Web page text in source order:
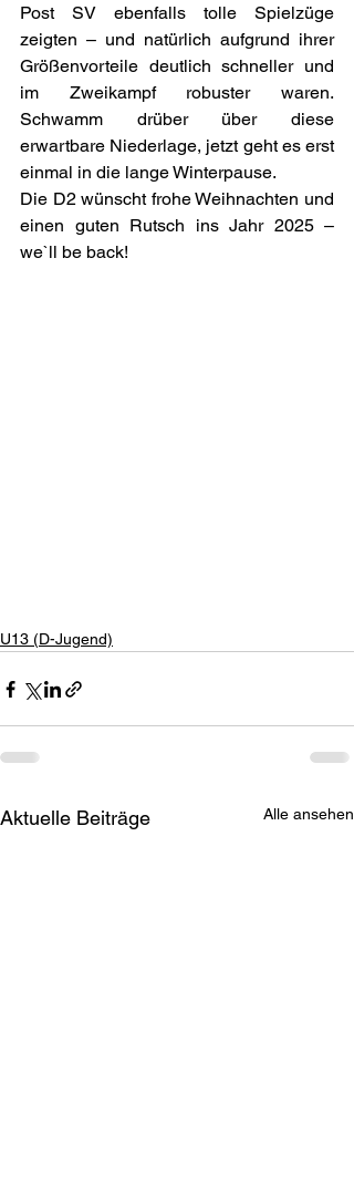
Post SV ebenfalls tolle Spielzüge
zeigten – und natürlich aufgrund ihrer
Größenvorteile deutlich schneller und
im Zweikampf robuster waren.
Schwamm drüber über diese
erwartbare Niederlage, jetzt geht es erst
einmal in die lange Winterpause.
Die D2 wünscht frohe Weihnachten und
einen guten Rutsch ins Jahr 2025 –
we`ll be back!
U13 (D-Jugend)
Aktuelle Beiträge Alle ansehen